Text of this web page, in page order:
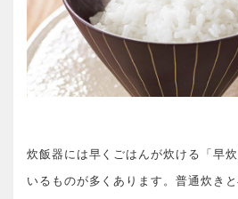
炊飯器には早くごはんが炊ける「早
いるものが多くあります。普通炊き